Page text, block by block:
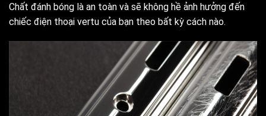
Chất đánh bóng là an toàn và sẽ không hề ảnh hưởng đến
chiếc điện thoại vertu của bạn theo bất kỳ cách nào.